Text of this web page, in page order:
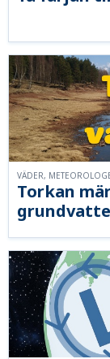
Torkan
VÄDER,